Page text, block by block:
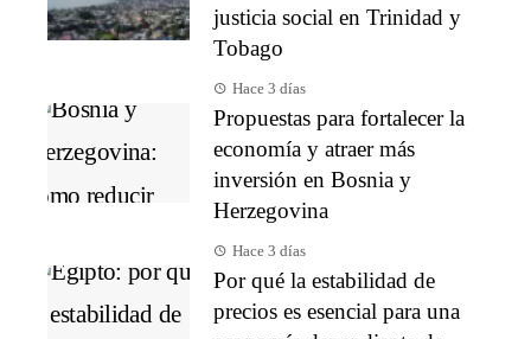
justicia social en Trinidad y
Tobago
Hace 3 días
Propuestas para fortalecer la
economía y atraer más
inversión en Bosnia y
Herzegovina
Hace 3 días
Por qué la estabilidad de
precios es esencial para una